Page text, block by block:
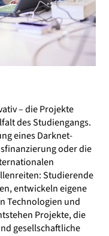
– die Projekte
des Studiengangs.
eines Darknet-
oder die
Studierende
entwickeln eigene
Technologien und
Projekte, die
gesellschaftliche